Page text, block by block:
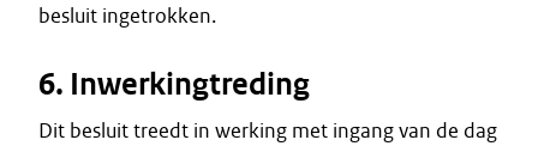
besluit ingetrokken.
6. Inwerkingtreding
Dit besluit treedt in werking met ingang van de dag